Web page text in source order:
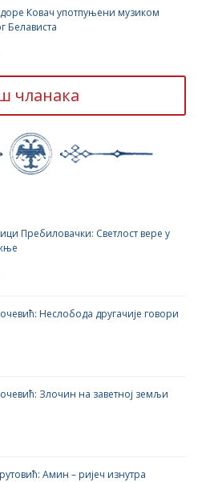
Ковач употпуњени музиком
Белависта
чланака
Пребиловачки: Светлост вере у
Неслобода другачије говори
Злочин на заветној земљи
Амин – ријеч изнутра